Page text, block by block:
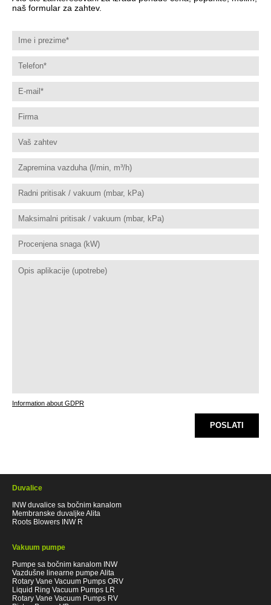
naš formular za zahtev.
Information about GDPR
POSLATI
Duvalice
INW duvalice sa bočnim kanalom
Membranske duvaljke Alita
Roots Blowers INW R
Vakuum pumpe
Pumpe sa bočnim kanalom INW
Vazdušne linearne pumpe Alita
Rotary Vane Vacuum Pumps ORV
Liquid Ring Vacuum Pumps LR
Rotary Vane Vacuum Pumps RV